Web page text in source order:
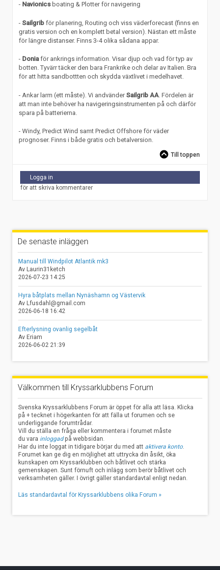
- Navionics boating & Plotter för navigering
-Sailgribför planering, Routing och viss väderforecast (finns en
gratis version och en komplett betal version). Nästan ett måste
för längre distanser. Finns 3-4 olika sådana appar.
- Doniaför ankrings information. Visar djup och vad för typ av
botten. Tyvärr täcker den bara Frankrike och delar av Italien. Bra
för att hitta sandbottten och skydda växtlivet i medelhavet.
- Ankar larm (ett måste). Vi andvänderSailgrib AA . Fördelen är
att man inte behöver ha navigeringsinstrumenten på och därför
spara på batterierna.
- Windy, Predict Wind samt Predict Offshore för väder
prognoser. Finns i både gratis och betalversion.
Till toppen
Logga in
för att skriva kommentarer
De senaste inläggen
Manual till Windpilot Atlantik mk3
Av Laurin31ketch
2026-07-23 14:25
Hyra båtplats mellan Nynäshamn og Västervik
Av Lfusdahl@gmail.com
2026-06-18 16:42
Efterlysning ovanlig segelbåt
Av Eriam
2026-06-02 21:39
Välkommen till Kryssarklubbens Forum
Svenska Kryssarklubbens Forum är öppet för alla att läsa. Klicka
på + tecknet i högerkanten för att fälla ut forumen och se
underliggande forumtrådar.
Vill du ställa en fråga eller kommentera i forumet måste
du vara inloggadpå webbsidan.
Har du inte loggat in tidigare börjar du med att aktivera konto.
Forumet kan ge dig en möjlighet att uttrycka din åsikt, öka
kunskapen om Kryssarklubben och båtlivet och stärka
gemenskapen. Sunt förnuft och inlägg som berör båtlivet och
verksamheten gäller. I övrigt gäller standardavtal enligt nedan.
Läs standardavtal för Kryssarklubbens olika Forum »